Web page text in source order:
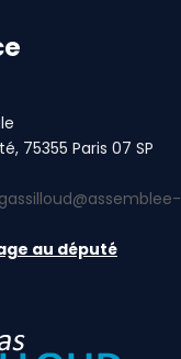
75355 Paris 07 SP
au député